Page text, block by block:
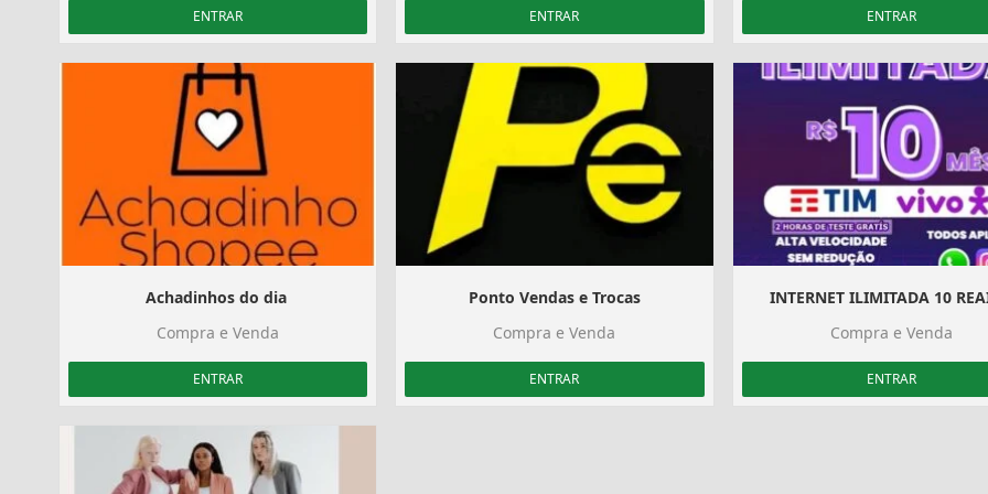
ENTRAR ENTRAR ENTRAR
Achadinhos do dia ️
Compra e Venda
ENTRAR
Ponto Vendas e Trocas
Compra e Venda
ENTRAR
INTERNET ILIMITADA 10
Compra e Venda
ENTRAR